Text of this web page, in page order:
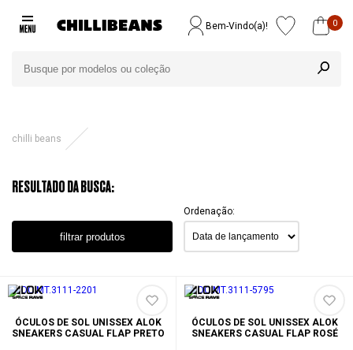
Bem-Vindo(a)! 0
chilli beans
RESULTADO DA BUSCA:
Ordenação:
filtrar produtos
ÓCULOS DE SOL UNISSEX ALOK
SNEAKERS CASUAL FLAP PRETO
ÓCULOS DE SOL UNISSEX ALOK
SNEAKERS CASUAL FLAP ROSÉ